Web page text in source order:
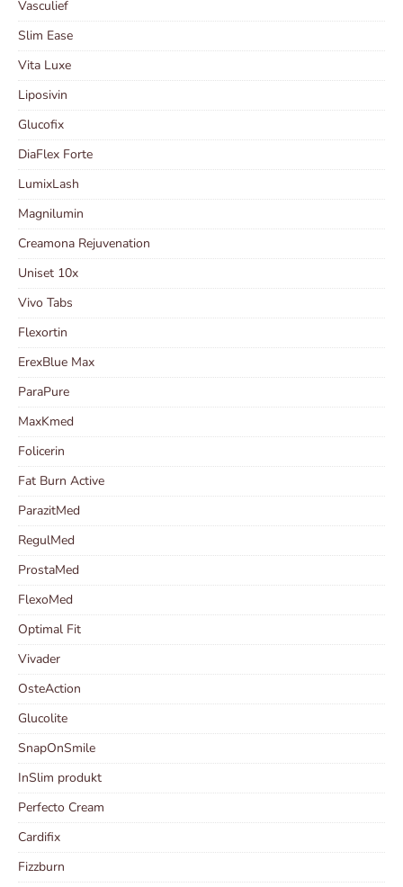
Vasculief
Slim Ease
Vita Luxe
Liposivin
Glucofix
DiaFlex Forte
LumixLash
Magnilumin
Creamona Rejuvenation
Uniset 10x
Vivo Tabs
Flexortin
ErexBlue Max
ParaPure
MaxKmed
Folicerin
Fat Burn Active
ParazitMed
RegulMed
ProstaMed
FlexoMed
Optimal Fit
Vivader
OsteAction
Glucolite
SnapOnSmile
InSlim produkt
Perfecto Cream
Cardifix
Fizzburn